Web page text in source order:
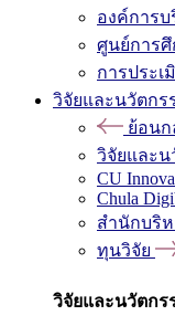
องค์การ
ศูนย์การ
การประเ
วิจัยและนวัตกร
ย้อนก
วิจัยและน
CU
Chula
สำนักบริห
ทุนวิจัย
วิจัยและนวัตกร